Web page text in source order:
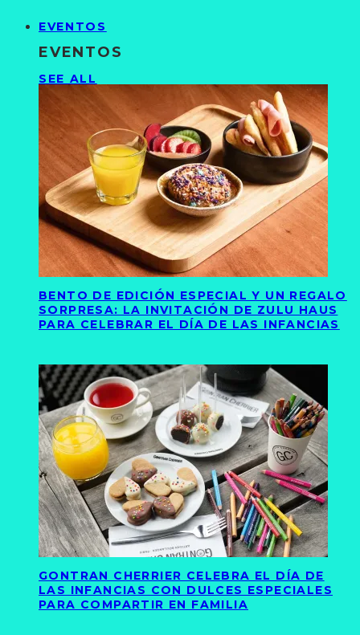
EVENTOS
EVENTOS
SEE ALL
BENTO DE EDICIÓN ESPECIAL Y UN REGALO
SORPRESA: LA INVITACIÓN DE ZULU HAUS
PARA CELEBRAR EL DÍA DE LAS INFANCIAS
GONTRAN CHERRIER CELEBRA EL DÍA DE
LAS INFANCIAS CON DULCES ESPECIALES
PARA COMPARTIR EN FAMILIA